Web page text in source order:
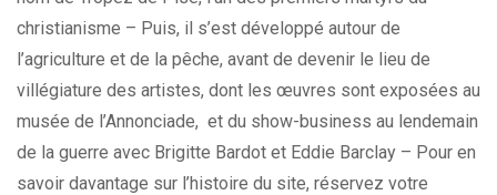
christianisme – Puis, il s’est développé autour de
l’agriculture et de la pêche, avant de devenir le lieu de
villégiature des artistes, dont les œuvres sont exposées au
musée de l’Annonciade, et du show-business au lendemain
de la guerre avec Brigitte Bardot et Eddie Barclay – Pour en
savoir davantage sur l’histoire du site, réservez votre